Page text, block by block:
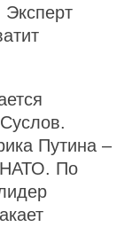
Путина –
НАТО. По